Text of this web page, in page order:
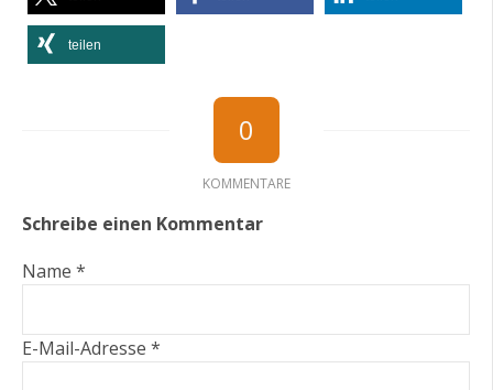
teilen
0
KOMMENTARE
Schreibe einen Kommentar
Name *
E-Mail-Adresse *